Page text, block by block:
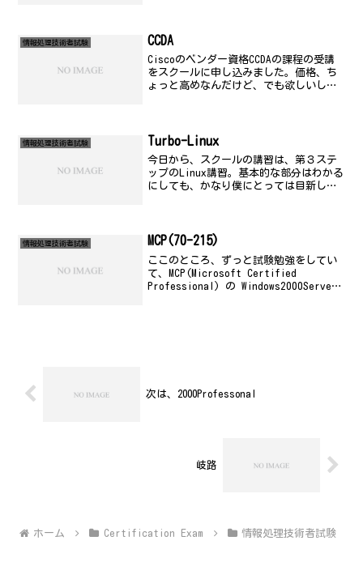
情報処理技術者試験 CCDA
Ciscoのベンダー資格CCDAの課程の受講
をスクールに申し込みました。価格、ち
ょっと高めなんだけど、でも欲しいし、
情報処理技術者試験 Turbo-Linux
今日から、スクールの講習は、第３ステ
ップのLinux講習。基本的な部分はわかる
にしても、かなり僕にとっては目新しい
本とか探してみよう...
情報処理技術者試験 MCP(70-215)
ここのところ、ずっと試験勉強をしてい
て、MCP(Microsoft Certified
Professional) の Windows2000Server
次は、2000Professonal
岐路
ホーム Certification Exam 情報処理技術者試験